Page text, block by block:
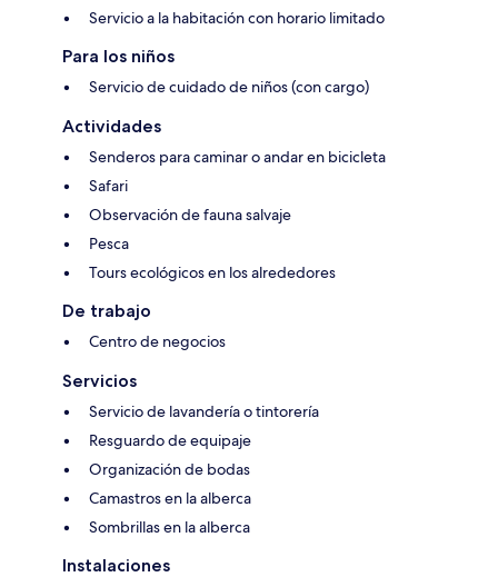
Servicio a la habitación con horario limitado
Para los niños
Servicio de cuidado de niños (con cargo)
Actividades
Senderos para caminar o andar en bicicleta
Safari
Observación de fauna salvaje
Pesca
Tours ecológicos en los alrededores
De trabajo
Centro de negocios
Servicios
Servicio de lavandería o tintorería
Resguardo de equipaje
Organización de bodas
Camastros en la alberca
Sombrillas en la alberca
Instalaciones